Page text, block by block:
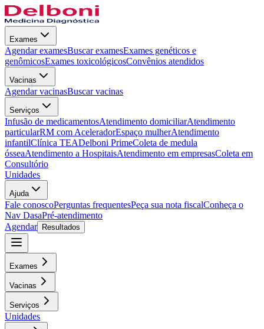
Exames
Agendar examesBuscar examesExames genéticos e
genômicosExames toxicológicosConvênios atendidos
Vacinas
Agendar vacinasBuscar vacinas
Serviços
Infusão de medicamentosAtendimento domiciliarAtendimento
particularRM com AceleradorEspaço mulherAtendimento
infantilClínica TEADelboni PrimeColeta de medula
ósseaAtendimento a HospitaisAtendimento em empresasColeta em
Consultório
Unidades
Ajuda
Fale conoscoPerguntas frequentesPeça sua nota fiscalConheça o
Nav DasaPré-atendimento
Agendar
Resultados
Exames
Vacinas
Serviços
Unidades